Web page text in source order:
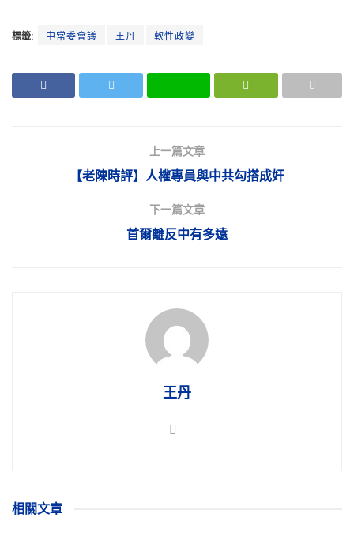
標籤: 中常委會議 王丹 軟性政變
上一篇文章
【老陳時評】人權專員與中共勾搭成奸
下一篇文章
首爾離反中有多遠
王丹
相關文章